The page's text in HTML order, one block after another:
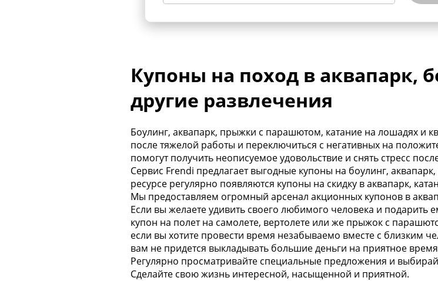
Купоны на поход в аквапарк,
другие развлечения
Боулинг, аквапарк, прыжки с парашютом, катание на лошадях и
после тяжелой работы и переключиться с негативных на
помогут получить неописуемое удовольствие и снять стресс
Сервис Frendi предлагает выгодные купоны на боулинг,
ресурсе регулярно появляются купоны на скидку в аквапарк,
Мы предоставляем огромный арсенал акционных купонов в
Если вы желаете удивить своего любимого человека и подарить
купон на полет на самолете, вертолете или же прыжок с
если вы хотите провести время незабываемо вместе с близким
вам не придется выкладывать большие деньги на приятное
Регулярно просматривайте специальные предложения и
Сделайте свою жизнь интересной, насыщенной и приятной.